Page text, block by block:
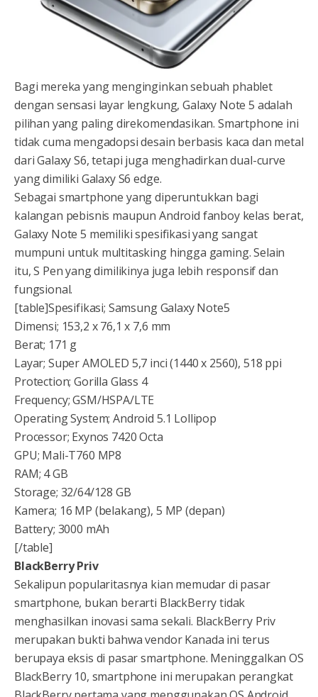
Bagi mereka yang menginginkan sebuah phablet
dengan sensasi layar lengkung, Galaxy Note 5 adalah
pilihan yang paling direkomendasikan. Smartphone ini
tidak cuma mengadopsi desain berbasis kaca dan metal
dari Galaxy S6, tetapi juga menghadirkan dual-curve
yang dimiliki Galaxy S6 edge.
Sebagai smartphone yang diperuntukkan bagi
kalangan pebisnis maupun Android fanboy kelas berat,
Galaxy Note 5 memiliki spesifikasi yang sangat
mumpuni untuk multitasking hingga gaming. Selain
itu, S Pen yang dimilikinya juga lebih responsif dan
fungsional.
[table]Spesifikasi; Samsung Galaxy Note5
Dimensi; 153,2 x 76,1 x 7,6 mm
Berat; 171 g
Layar; Super AMOLED 5,7 inci (1440 x 2560), 518 ppi
Protection; Gorilla Glass 4
Frequency; GSM/HSPA/LTE
Operating System; Android 5.1 Lollipop
Processor; Exynos 7420 Octa
GPU; Mali-T760 MP8
RAM; 4 GB
Storage; 32/64/128 GB
Kamera; 16 MP (belakang), 5 MP (depan)
Battery; 3000 mAh
[/table]
BlackBerry Priv
Sekalipun popularitasnya kian memudar di pasar
smartphone, bukan berarti BlackBerry tidak
menghasilkan inovasi sama sekali. BlackBerry Priv
merupakan bukti bahwa vendor Kanada ini terus
berupaya eksis di pasar smartphone. Meninggalkan OS
BlackBerry 10, smartphone ini merupakan perangkat